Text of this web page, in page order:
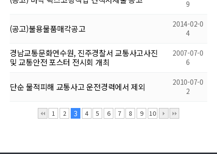
9
(공고)불용물품매각공고
2014-02-0
4
경남교통문화연수원, 진주경찰서 교통사고사진
및 교통안전 포스터 전시회 개최
2007-07-0
6
단순 물적피해 교통사고 운전경력에서 제외
2010-07-0
2
1 2 3 4 5 6 7 8 9 10